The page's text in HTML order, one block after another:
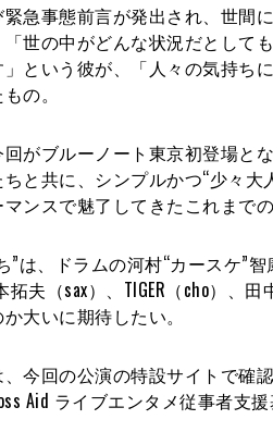
急事態前言が発出され、世間
世の中がどんな状況だとして
という彼が、「人々の気持ち
の。
がブルーノート東京初登場と
と共に、シンプルかつ“少々
ンスで魅了してきたこれまで
”は、ドラムの河村“カースケ”
拓夫（sax）、TIGER（cho）、
大いに期待したい。
今回の公演の特設サイトで確
Aid ライブエンタメ従事者支